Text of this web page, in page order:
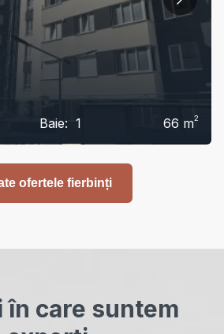
Baie: 1 66 m2
ofertele fierbinți
în care suntem